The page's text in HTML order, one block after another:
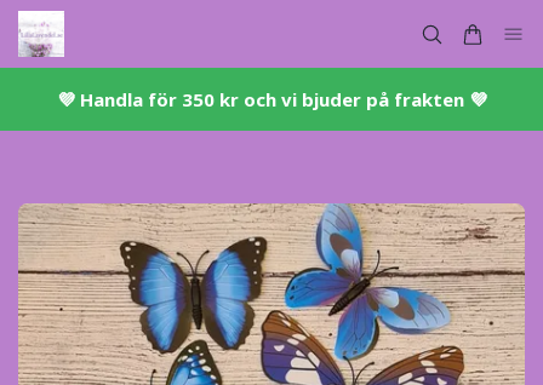
💜 ​Handla för 350 kr och vi bjuder på frakten 💜​